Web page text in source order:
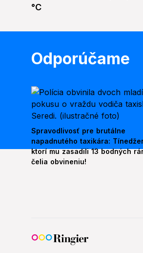
°C
Odporúčame
Spravodlivosť pre brutálne
napadnutého taxikára:
ktorí mu zasadili 13 bodných
čelia obvineniu!